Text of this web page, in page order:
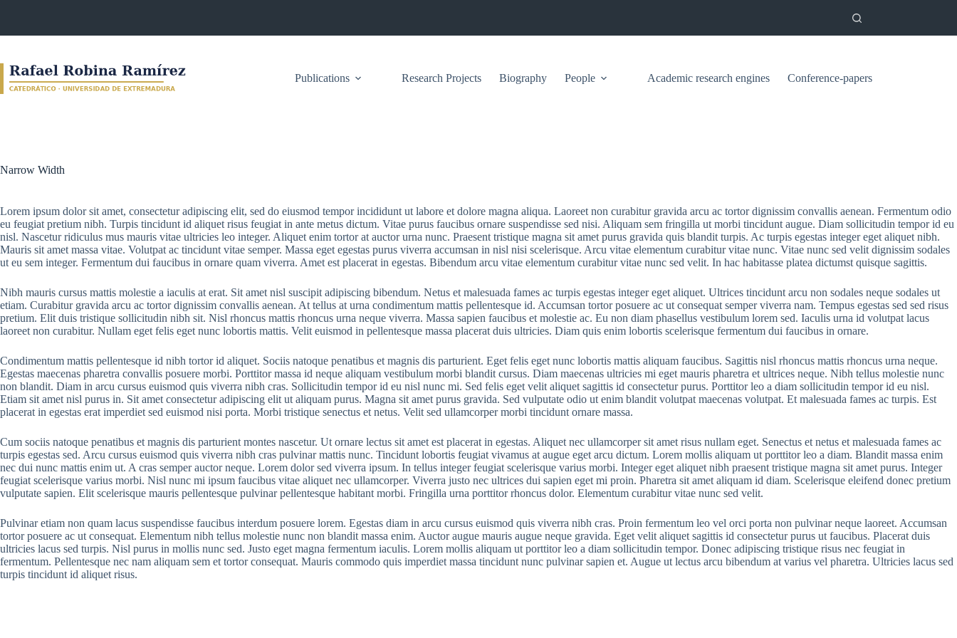
Publications Research Projects Biography People Academic research engines Conference-papers
Narrow Width
Lorem ipsum dolor sit amet, consectetur adipiscing elit, sed do eiusmod tempor incididunt ut labore et dolore magna aliqua. Laoreet non curabitur gravida arcu ac tortor dignissim convallis aenean. Fermentum odio
eu feugiat pretium nibh. Turpis tincidunt id aliquet risus feugiat in ante metus dictum. Vitae purus faucibus ornare suspendisse sed nisi. Aliquam sem fringilla ut morbi tincidunt augue. Diam sollicitudin tempor id eu
nisl. Nascetur ridiculus mus mauris vitae ultricies leo integer. Aliquet enim tortor at auctor urna nunc. Praesent tristique magna sit amet purus gravida quis blandit turpis. Ac turpis egestas integer eget aliquet nibh.
Mauris sit amet massa vitae. Volutpat ac tincidunt vitae semper. Massa eget egestas purus viverra accumsan in nisl nisi scelerisque. Arcu vitae elementum curabitur vitae nunc. Vitae nunc sed velit dignissim sodales
ut eu sem integer. Fermentum dui faucibus in ornare quam viverra. Amet est placerat in egestas. Bibendum arcu vitae elementum curabitur vitae nunc sed velit. In hac habitasse platea dictumst quisque sagittis.
Nibh mauris cursus mattis molestie a iaculis at erat. Sit amet nisl suscipit adipiscing bibendum. Netus et malesuada fames ac turpis egestas integer eget aliquet. Ultrices tincidunt arcu non sodales neque sodales ut
etiam. Curabitur gravida arcu ac tortor dignissim convallis aenean. At tellus at urna condimentum mattis pellentesque id. Accumsan tortor posuere ac ut consequat semper viverra nam. Tempus egestas sed sed risus
pretium. Elit duis tristique sollicitudin nibh sit. Nisl rhoncus mattis rhoncus urna neque viverra. Massa sapien faucibus et molestie ac. Eu non diam phasellus vestibulum lorem sed. Iaculis urna id volutpat lacus
laoreet non curabitur. Nullam eget felis eget nunc lobortis mattis. Velit euismod in pellentesque massa placerat duis ultricies. Diam quis enim lobortis scelerisque fermentum dui faucibus in ornare.
Condimentum mattis pellentesque id nibh tortor id aliquet. Sociis natoque penatibus et magnis dis parturient. Eget felis eget nunc lobortis mattis aliquam faucibus. Sagittis nisl rhoncus mattis rhoncus urna neque.
Egestas maecenas pharetra convallis posuere morbi. Porttitor massa id neque aliquam vestibulum morbi blandit cursus. Diam maecenas ultricies mi eget mauris pharetra et ultrices neque. Nibh tellus molestie nunc
non blandit. Diam in arcu cursus euismod quis viverra nibh cras. Sollicitudin tempor id eu nisl nunc mi. Sed felis eget velit aliquet sagittis id consectetur purus. Porttitor leo a diam sollicitudin tempor id eu nisl.
Etiam sit amet nisl purus in. Sit amet consectetur adipiscing elit ut aliquam purus. Magna sit amet purus gravida. Sed vulputate odio ut enim blandit volutpat maecenas volutpat. Et malesuada fames ac turpis. Est
placerat in egestas erat imperdiet sed euismod nisi porta. Morbi tristique senectus et netus. Velit sed ullamcorper morbi tincidunt ornare massa.
Cum sociis natoque penatibus et magnis dis parturient montes nascetur. Ut ornare lectus sit amet est placerat in egestas. Aliquet nec ullamcorper sit amet risus nullam eget. Senectus et netus et malesuada fames ac
turpis egestas sed. Arcu cursus euismod quis viverra nibh cras pulvinar mattis nunc. Tincidunt lobortis feugiat vivamus at augue eget arcu dictum. Lorem mollis aliquam ut porttitor leo a diam. Blandit massa enim
nec dui nunc mattis enim ut. A cras semper auctor neque. Lorem dolor sed viverra ipsum. In tellus integer feugiat scelerisque varius morbi. Integer eget aliquet nibh praesent tristique magna sit amet purus. Integer
feugiat scelerisque varius morbi. Nisl nunc mi ipsum faucibus vitae aliquet nec ullamcorper. Viverra justo nec ultrices dui sapien eget mi proin. Pharetra sit amet aliquam id diam. Scelerisque eleifend donec pretium
vulputate sapien. Elit scelerisque mauris pellentesque pulvinar pellentesque habitant morbi. Fringilla urna porttitor rhoncus dolor. Elementum curabitur vitae nunc sed velit.
Pulvinar etiam non quam lacus suspendisse faucibus interdum posuere lorem. Egestas diam in arcu cursus euismod quis viverra nibh cras. Proin fermentum leo vel orci porta non pulvinar neque laoreet. Accumsan
tortor posuere ac ut consequat. Elementum nibh tellus molestie nunc non blandit massa enim. Auctor augue mauris augue neque gravida. Eget velit aliquet sagittis id consectetur purus ut faucibus. Placerat duis
ultricies lacus sed turpis. Nisl purus in mollis nunc sed. Justo eget magna fermentum iaculis. Lorem mollis aliquam ut porttitor leo a diam sollicitudin tempor. Donec adipiscing tristique risus nec feugiat in
fermentum. Pellentesque nec nam aliquam sem et tortor consequat. Mauris commodo quis imperdiet massa tincidunt nunc pulvinar sapien et. Augue ut lectus arcu bibendum at varius vel pharetra. Ultricies lacus sed
turpis tincidunt id aliquet risus.